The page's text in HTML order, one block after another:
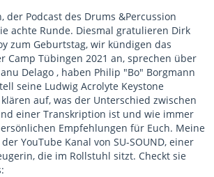
der Podcast des Drums &Percussion
achte Runde. Diesmal gratulieren Dirk
zum Geburtstag, wir kündigen das
Camp Tübingen 2021 an, sprechen über
Delago , haben Philip "Bo" Borgmann
seine Ludwig Acrolyte Keystone
auf, was der Unterschied zwischen
einer Transkription ist und wie immer
Empfehlungen für Euch. Meine
YouTube Kanal von SU-SOUND, einer
die im Rollstuhl sitzt. Checkt sie